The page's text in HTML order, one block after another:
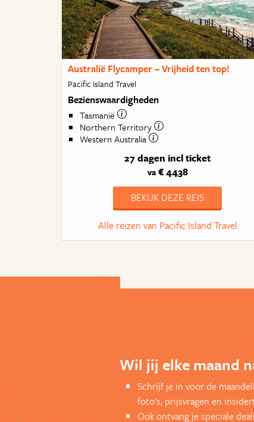
Australië Flycamper – Vrijheid ten top!
Pacific Island Travel
Bezienswaardigheden
Tasmanië
Northern Territory
Western Australia
27 dagen incl ticket
va€ 4438
BEKIJK DEZE REIS
Alle reizen van Pacific Island Travel
Wil jij elke maand
Schrijf je in voor de
foto's, prijsvragen en
Ook ontvang je speciale